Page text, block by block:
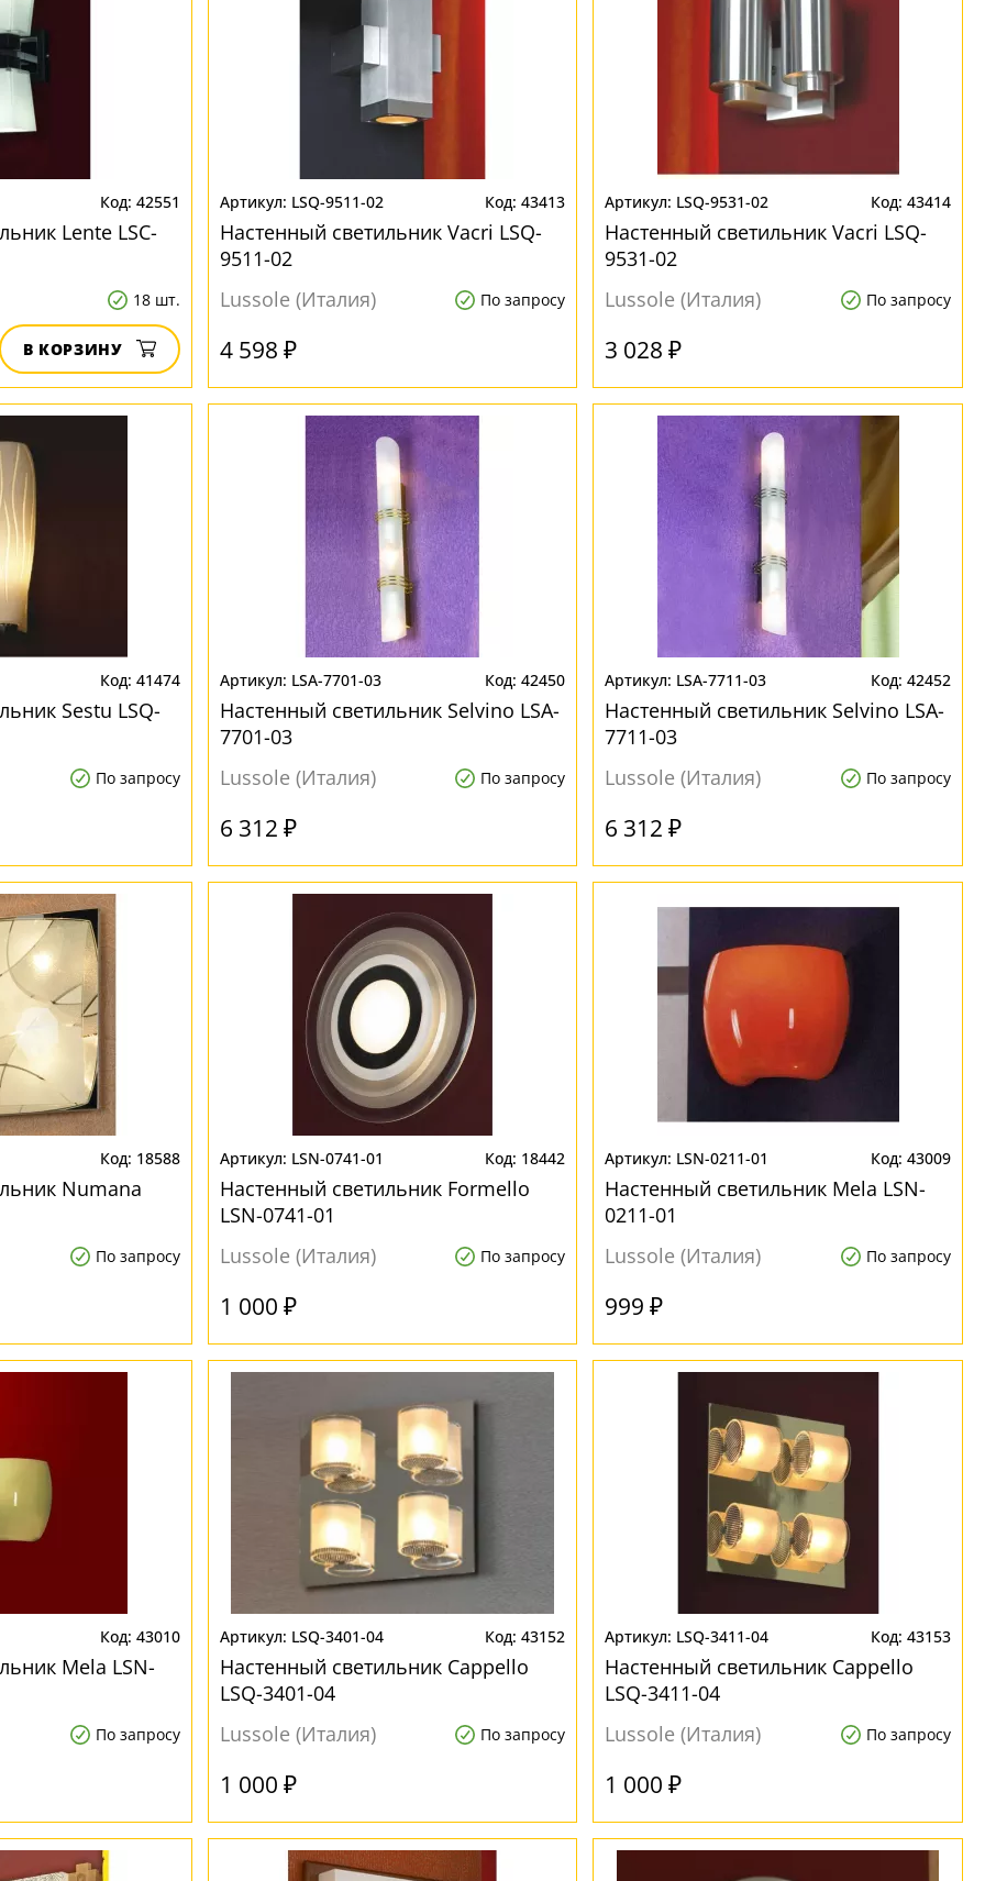
42551
Lente LSC-
18 шт.
В КОРЗИНУ
LSQ-9511-02 43413
Настенный светильник Vacri LSQ-
9511-02
Lussole (Италия)
По запросу
4 598 ₽
LSQ-9531-02 43414
Настенный светильник Vacri LSQ-
9531-02
Lussole (Италия)
По запросу
3 028 ₽
41474
Sestu LSQ-
По запросу
LSA-7701-03 42450
Настенный светильник Selvino LSA-
7701-03
Lussole (Италия)
По запросу
6 312 ₽
LSA-7711-03 42452
Настенный светильник Selvino LSA-
7711-03
Lussole (Италия)
По запросу
6 312 ₽
18588
Numana
По запросу
LSN-0741-01 18442
Настенный светильник Formello
LSN-0741-01
Lussole (Италия)
По запросу
1 000 ₽
LSN-0211-01 43009
Настенный светильник Mela LSN-
0211-01
Lussole (Италия)
По запросу
999 ₽
43010
Mela LSN-
По запросу
LSQ-3401-04 43152
Настенный светильник Cappello
LSQ-3401-04
Lussole (Италия)
По запросу
1 000 ₽
LSQ-3411-04 43153
Настенный светильник Cappello
LSQ-3411-04
Lussole (Италия)
По запросу
1 000 ₽